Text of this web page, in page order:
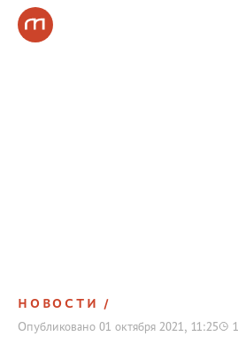
НОВОСТИ
Опубликовано 01 октября 2021, 11:25 1